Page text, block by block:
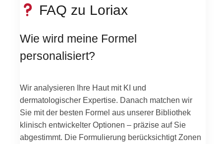
FAQ zu Loriax
Wie wird meine Formel
personalisiert?
Wir analysieren Ihre Haut mit KI und
dermatologischer Expertise. Danach matchen wir
Sie mit der besten Formel aus unserer Bibliothek
klinisch entwickelter Optionen – präzise auf Sie
abgestimmt. Die Formulierung berücksichtigt Zonen